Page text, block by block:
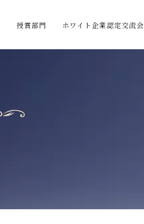
授賞部門 ホワイト企業認定交流会